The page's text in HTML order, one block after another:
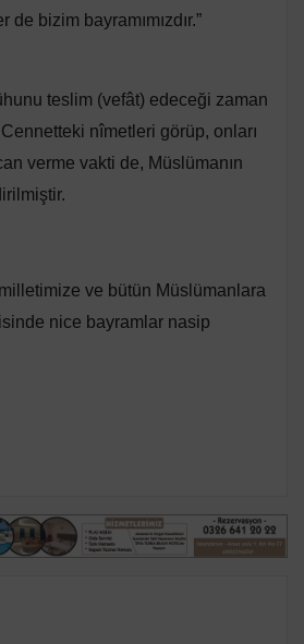
bizim bayramımızdır.”
teslim (vefât) edeceği zaman
nîmetleri görüp, onları
verme vakti de, Müslümanın
ve bütün Müslümanlara
nice bayramlar nasip